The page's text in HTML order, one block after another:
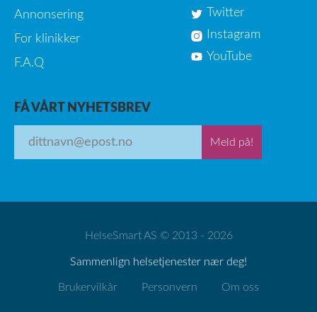
Annonsering
For klinikker
F.A.Q
Twitter
Instagram
YouTube
FÅ VÅRT NYHETSBREV
Meld på!
HelseSmart AS © 2013 - 2026
Sammenlign helsetjenester nær deg!
Brukervilkår Personvern Om oss